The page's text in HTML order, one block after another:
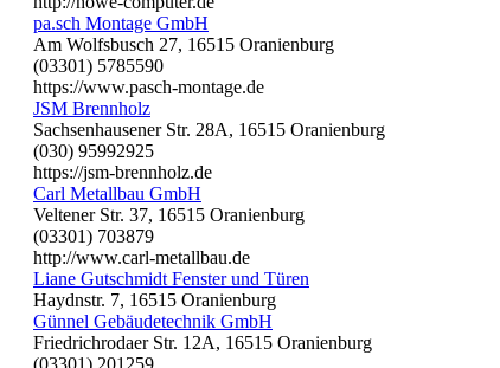
pa.sch Montage GmbH
Am Wolfsbusch 27, 16515 Oranienburg
(03301) 5785590
https://www.pasch-montage.de
JSM Brennholz
Sachsenhausener Str. 28A, 16515 Oranienburg
(030) 95992925
https://jsm-brennholz.de
Carl Metallbau GmbH
Veltener Str. 37, 16515 Oranienburg
(03301) 703879
http://www.carl-metallbau.de
Liane Gutschmidt Fenster und Türen
Haydnstr. 7, 16515 Oranienburg
Günnel Gebäudetechnik GmbH
Friedrichrodaer Str. 12A, 16515 Oranienburg
(03301) 201259